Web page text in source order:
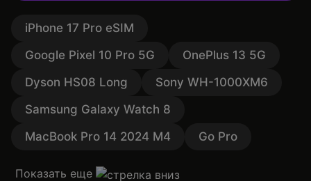
iPhone 17 Pro eSIM
Google Pixel 10 Pro 5G
OnePlus 13 5G
Dyson HS08 Long
Sony WH-1000XM6
Samsung Galaxy Watch 8
MacBook Pro 14 2024 M4
Go Pro
Показать еще